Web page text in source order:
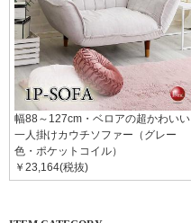
幅88～127cm・ベロアの超かわいい
一人掛けカウチソファー（グレー
色・ポケットコイル）
￥23,164(税抜)